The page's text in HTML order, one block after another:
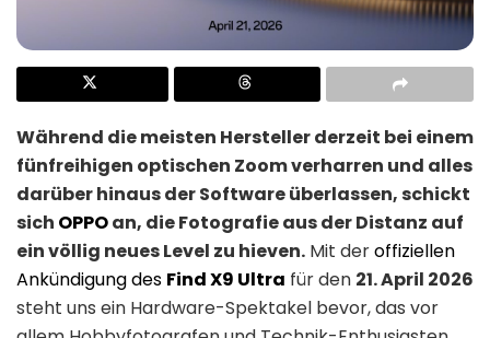
Während die meisten Hersteller derzeit bei einem
fünfreihigen optischen Zoom verharren und alles
darüber hinaus der Software überlassen, schickt
sich OPPOan, die Fotografie aus der Distanz auf
ein völlig neues Level zu hieven. Mit deroffiziellen
Ankündigung des Find X9 Ultra für den 21. April 2026
steht uns ein Hardware-Spektakel bevor, das vor